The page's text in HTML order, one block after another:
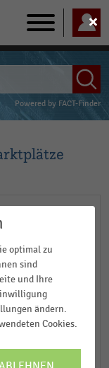
Main
navigation
Powered by FACT-Finder
optimal zu
sind
und Ihre
ändern.
Cookies.